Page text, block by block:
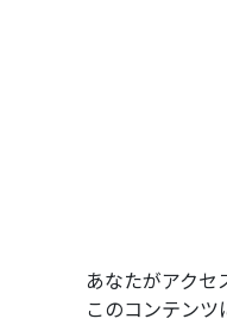
あなたがアク
このコンテンツ